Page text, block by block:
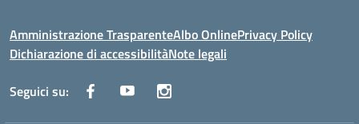
Amministrazione TrasparenteAlbo OnlinePrivacy Policy
Dichiarazione di accessibilitàNote legali
Seguici su: